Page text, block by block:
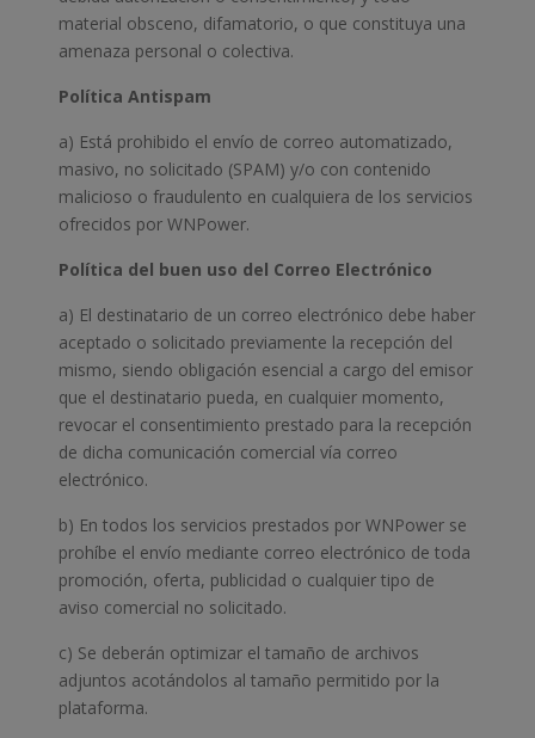
material obsceno, difamatorio, o que constituya una
amenaza personal o colectiva.
Política Antispam
a) Está prohibido el envío de correo automatizado,
masivo, no solicitado (SPAM) y/o con contenido
malicioso o fraudulento en cualquiera de los servicios
ofrecidos por WNPower.
Política del buen uso del Correo Electrónico
a) El destinatario de un correo electrónico debe haber
aceptado o solicitado previamente la recepción del
mismo, siendo obligación esencial a cargo del emisor
que el destinatario pueda, en cualquier momento,
revocar el consentimiento prestado para la recepción
de dicha comunicación comercial vía correo
electrónico.
b) En todos los servicios prestados por WNPower se
prohíbe el envío mediante correo electrónico de toda
promoción, oferta, publicidad o cualquier tipo de
aviso comercial no solicitado.
c) Se deberán optimizar el tamaño de archivos
adjuntos acotándolos al tamaño permitido por la
plataforma.